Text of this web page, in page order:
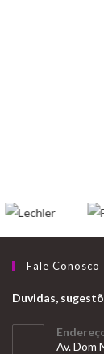
Fale Conosco
Duvidas,
Av. Dom